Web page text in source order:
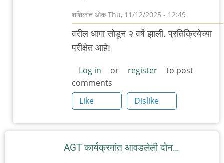
शशिकांत ओकThu, 11/12/2025 - 12:49
In
reply
स्वागत...नवीन
प्रतिसाद…
by
चिमणराव
वरील धागा सोडून २ वर्षे झाली. प्रतिक्रियेच्या
परीक्षेत आहे!
Log in or register
to post
comments
Like
Dislike
AGT कार्यक्रमांत आवडलेली दोन…